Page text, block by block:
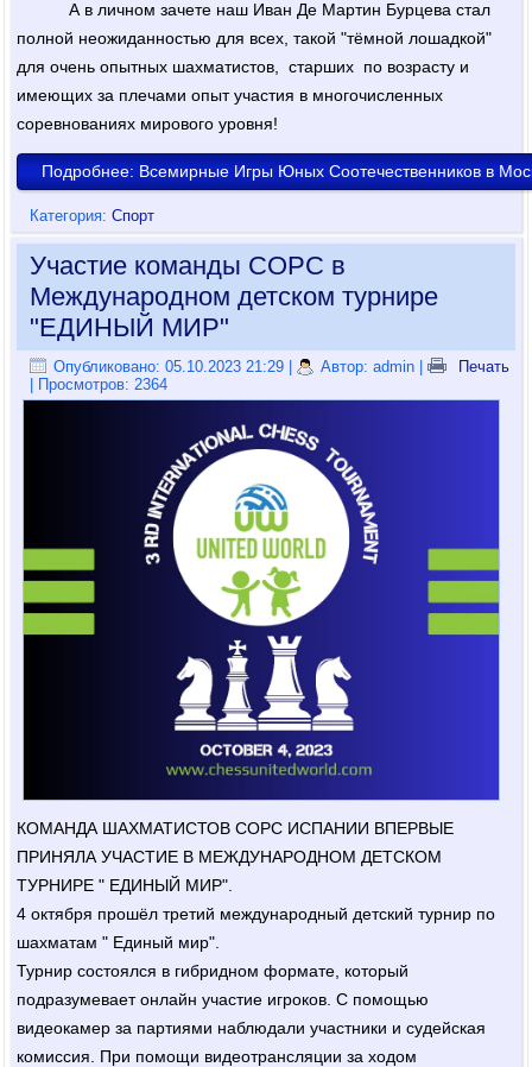
А в личном зачете наш Иван Де Мартин Бурцева стал
полной неожиданностью для всех, такой "тёмной лошадкой"
для очень опытных шахматистов, старших по возрасту и
имеющих за плечами опыт участия в многочисленных
соревнованиях мирового уровня!
Подробнее: Всемирные Игры Юных Соотечественников в
Категория:Спорт
Участие команды СОРС в
Международном детском турнире
"ЕДИНЫЙ МИР"
Опубликовано: 05.10.2023 21:29 | Автор: admin |
Печать
| Просмотров: 2364
КОМАНДА ШАХМАТИСТОВ СОРС ИСПАНИИ ВПЕРВЫЕ
ПРИНЯЛА УЧАСТИЕ В МЕЖДУНАРОДНОМ ДЕТСКОМ
ТУРНИРЕ " ЕДИНЫЙ МИР".
4 октября прошёл третий международный детский турнир по
шахматам " Единый мир".
Турнир состоялся в гибридном формате, который
подразумевает онлайн участие игроков. С помощью
видеокамер за партиями наблюдали участники и судейская
комиссия. При помощи видеотрансляции за ходом